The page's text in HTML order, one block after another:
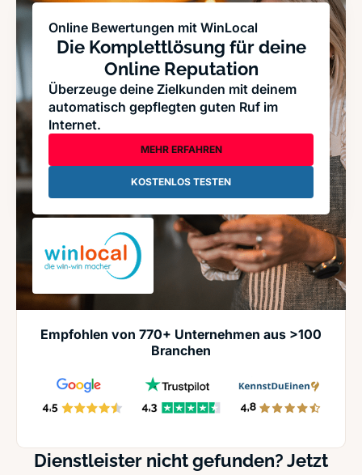
Online Bewertungen mit WinLocal
Die Komplettlösung für deine
Online Reputation
Überzeuge deine Zielkunden mit deinem
automatisch gepflegten guten Ruf im
Internet.
MEHR ERFAHREN
KOSTENLOS TESTEN
Empfohlen von 770+ Unternehmen aus >100
Branchen
Dienstleister nicht gefunden? Jetzt